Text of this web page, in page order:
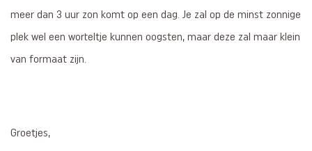
meer dan 3 uur zon komt op een dag. Je zal op de minst zonnige
plek wel een worteltje kunnen oogsten, maar deze zal maar klein
van formaat zijn.
Groetjes,